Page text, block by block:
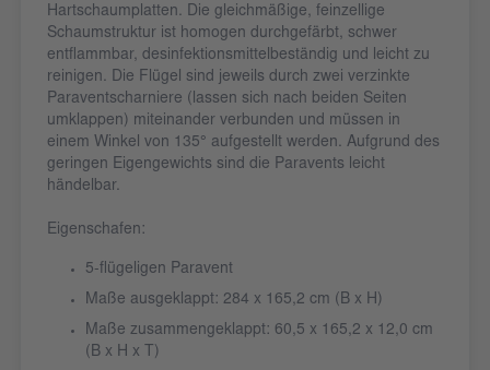
Hartschaumplatten. Die gleichmäßige, feinzellige
Schaumstruktur ist homogen durchgefärbt, schwer
entflammbar, desinfektionsmittelbeständig und leicht zu
reinigen. Die Flügel sind jeweils durch zwei verzinkte
Paraventscharniere (lassen sich nach beiden Seiten
umklappen) miteinander verbunden und müssen in
einem Winkel von 135° aufgestellt werden. Aufgrund des
geringen Eigengewichts sind die Paravents leicht
händelbar.
Eigenschafen:
5-flügeligen Paravent
Maße ausgeklappt: 284 x 165,2 cm (B x H)
Maße zusammengeklappt: 60,5 x 165,2 x 12,0 cm
(B x H x T)